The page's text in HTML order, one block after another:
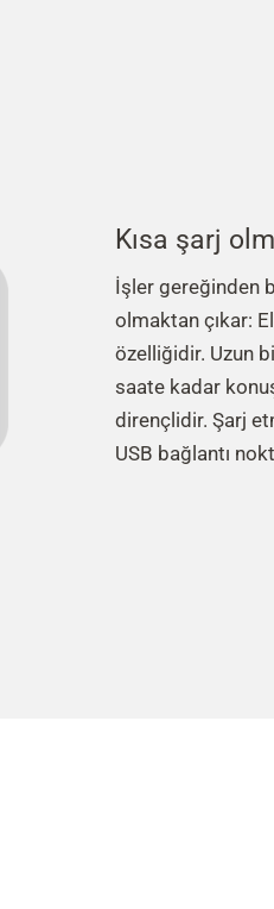
Kısa şarj
İşler gereğinden
olmaktan çıkar:
özelliğidir. Uzun
saate kadar
dirençlidir. Şarj
USB bağlantı